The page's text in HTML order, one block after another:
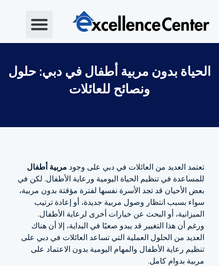
المحتوى
الحياة بدون مربية أطفال في دبي: حلول
ونصائح للعائلات
تعتمد العديد من العائلات في دبي على وجود مربية أطفال
للمساعدة في تنظيم الحياة اليومية ورعاية الأطفال. لكن في
بعض الأحيان قد تجد الأسرة نفسها لفترة مؤقتة بدون مربية،
سواء بسبب انتظار وصول مربية جديدة، أو إعادة ترتيب
الميزانية، أو البحث عن خيارات أخرى لرعاية الأطفال.
ورغم أن هذا التغيير قد يبدو صعبًا في البداية، إلا أن هناك
العديد من الحلول العملية التي تساعد العائلات في دبي على
تنظيم رعاية الأطفال والمهام اليومية بدون الاعتماد على
مربية بدوام كامل.